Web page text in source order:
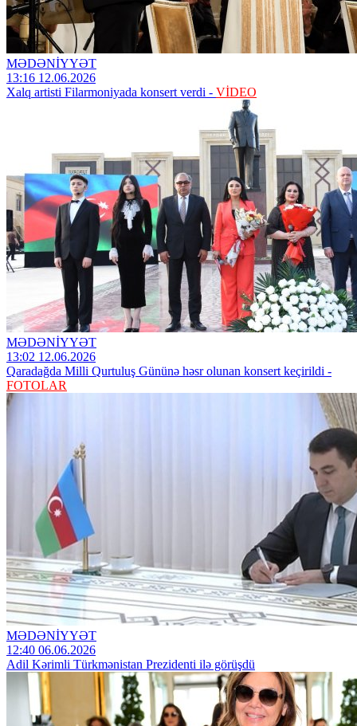
MƏDƏNİYYƏT
13:16 12.06.2026
Xalq artisti Filarmoniyada konsert verdi - VİDEO
MƏDƏNİYYƏT
13:02 12.06.2026
Qaradağda Milli Qurtuluş Gününə həsr olunan konsert keçirildi -
FOTOLAR
MƏDƏNİYYƏT
12:40 06.06.2026
Adil Kərimli Türkmənistan Prezidenti ilə görüşdü